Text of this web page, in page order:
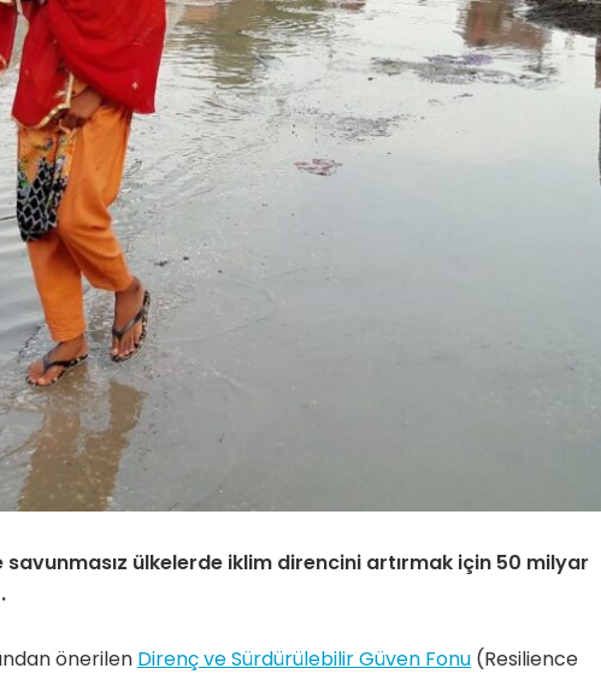
savunmasız ülkelerde iklim direncini artırmak için 50 milyar
önerilen Direnç ve Sürdürülebilir Güven Fonu (Resilience